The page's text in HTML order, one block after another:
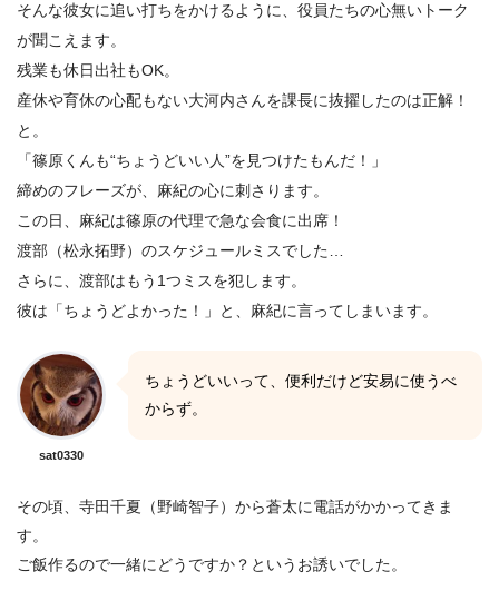
そんな彼女に追い打ちをかけるように、役員たちの心無いトーク
が聞こえます。
残業も休日出社もOK。
産休や育休の心配もない大河内さんを課長に抜擢したのは正解！
と。
「篠原くんも“ちょうどいい人”を見つけたもんだ！」
締めのフレーズが、麻紀の心に刺さります。
この日、麻紀は篠原の代理で急な会食に出席！
渡部（松永拓野）のスケジュールミスでした…
さらに、渡部はもう1つミスを犯します。
彼は「ちょうどよかった！」と、麻紀に言ってしまいます。
sat0330
ちょうどいいって、便利だけど安易に使うべ
からず。
その頃、寺田千夏（野崎智子）から蒼太に電話がかかってきま
す。
ご飯作るので一緒にどうですか？というお誘いでした。